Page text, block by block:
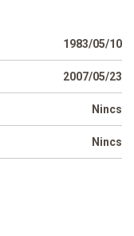
1983/05/10
2007/05/23
Nincs
Nincs